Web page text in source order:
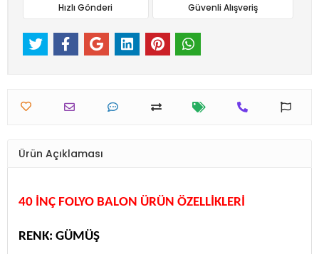
Hızlı Gönderi Güvenli Alışveriş
Ürün Açıklaması
40 İNÇ FOLYO BALON ÜRÜN ÖZELLİKLERİ
RENK: GÜMÜŞ